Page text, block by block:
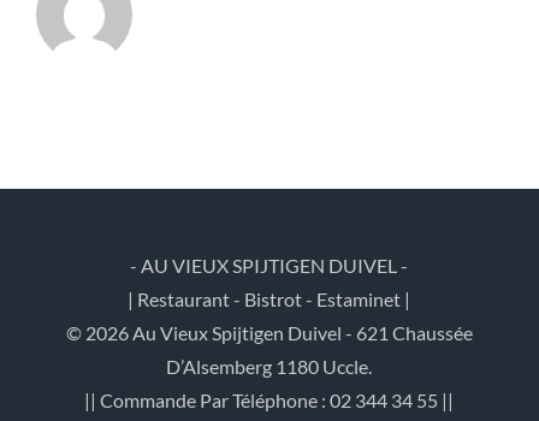
- AU VIEUX SPIJTIGEN DUIVEL -
| Restaurant - Bistrot - Estaminet |
© 2026 Au Vieux Spijtigen Duivel - 621 Chaussée
D’Alsemberg 1180 Uccle.
|| Commande Par Téléphone : 02 344 34 55 ||